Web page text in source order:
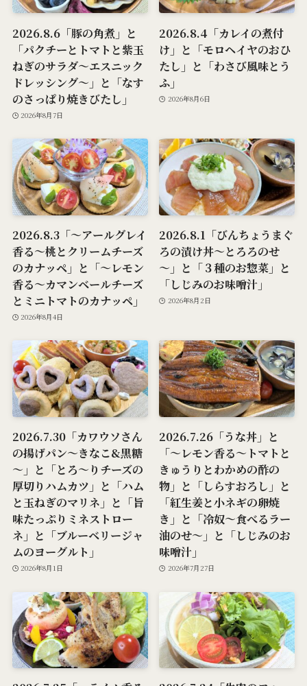
2026.8.6「豚の角煮」と
「パクチーとトマトと紫玉
ねぎのサラダ～エスニック
ドレッシング～」と「なす
のさっぱり焼きびたし」
2026年8月7日
2026.8.4「カレイの煮付
け」と「モロヘイヤのおひ
たし」と「わさび風味とう
ふ」
2026年8月6日
2026.8.3「～アールグレイ
香る～桃とクリームチーズ
のカナッペ」と「～レモン
香る～カマンベールチーズ
とミニトマトのカナッペ」
2026年8月4日
2026.8.1「びんちょうまぐ
ろの漬け丼～とろろのせ
～」と「３種のお惣菜」と
「しじみのお味噌汁」
2026年8月2日
2026.7.30「カワウソさん
の揚げパン～きなこ&黒糖
～」と「とろ～りチーズの
厚切りハムカツ」と「ハム
と玉ねぎのマリネ」と「旨
味たっぷりミネストロー
ネ」と「ブルーベリージャ
ムのヨーグルト」
2026年8月1日
2026.7.26「うな丼」と
「～レモン香る～トマトと
きゅうりとわかめの酢の
物」と「しらすおろし」と
「紅生姜と小ネギの卵焼
き」と「冷奴～食べるラー
油のせ～」と「しじみのお
味噌汁」
2026年7月27日